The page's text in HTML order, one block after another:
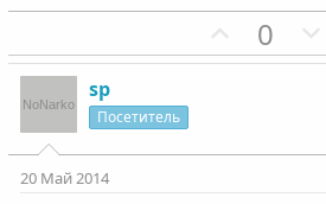
П
о
т
0
sp
Посетитель
20 Май 2014